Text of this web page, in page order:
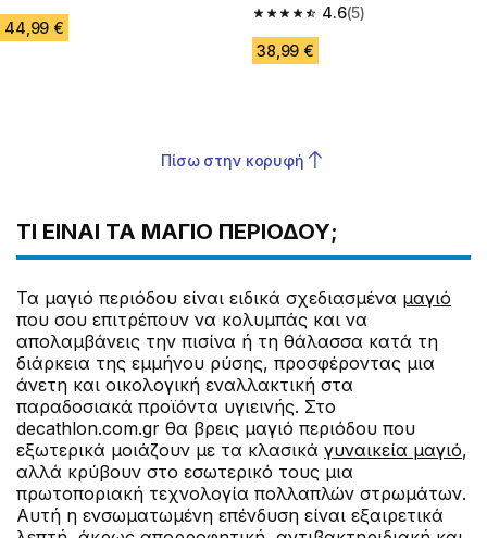
44,99 €
- Μαύρο 4.6
4.6 out of 5 stars from 5
(5)
38,99 €
Πίσω στην κορυφή
ΤΙ ΕΊΝΑΙ ΤΑ ΜΑΓΙΌ ΠΕΡΙΌΔΟΥ;
Τα μαγιό περιόδου είναι ειδικά σχεδιασμένα μαγιό
που σου επιτρέπουν να κολυμπάς και να
απολαμβάνεις την πισίνα ή τη θάλασσα κατά τη
διάρκεια της εμμήνου ρύσης, προσφέροντας μια
άνετη και οικολογική εναλλακτική στα
παραδοσιακά προϊόντα υγιεινής. Στο
decathlon.com.gr θα βρεις μαγιό περιόδου που
εξωτερικά μοιάζουν με τα κλασικά γυναικεία μαγιό,
αλλά κρύβουν στο εσωτερικό τους μια
πρωτοποριακή τεχνολογία πολλαπλών στρωμάτων.
Αυτή η ενσωματωμένη επένδυση είναι εξαιρετικά